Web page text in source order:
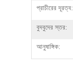
প্রাচীরের দূরত্ব:
বুদবুদের স্তর:
আনুষাঙ্গিক: